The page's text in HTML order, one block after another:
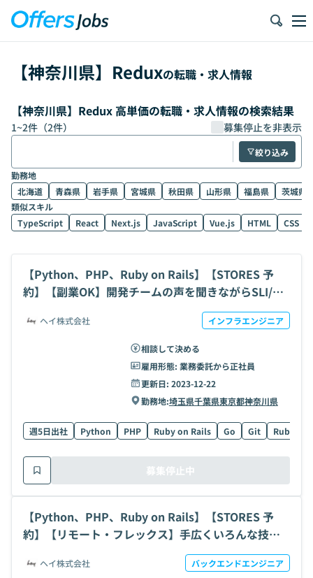
【神奈川県】 Reduxの転職・求人情報
【神奈川県】Redux 高単価の転職・求人情報の検索結果
1~2件（2件） 募集停止を非表示
絞り込み
勤務地
北海道
青森県 岩手県 宮城県 秋田県 山形県 福島県
茨城県
類似スキル
TypeScript
React Next.js JavaScript Vue.js HTML CSS
【Python、PHP、Ruby on Rails】【STORES 予
約】【副業OK】開発チームの声を聞きながらSLI/SL
Oを定義し、ユーザーに価値を届ける開発チームSRE
の求人・案件
ヘイ株式会社 インフラエンジニア
相談して決める
雇用形態: 業務委託から正社員
更新日: 2023-12-22
勤務地:埼玉県千葉県東京都神奈川県
週5日出社 Python PHP Ruby on Rails Go Git Ruby
募集停止中
【Python、PHP、Ruby on Rails】【STORES 予
約】【リモート・フレックス】手広くいろんな技術
に携わる｜SaaS拡大フェーズ1→10を経験できる開
発ポジションの求人・案件
ヘイ株式会社 バックエンドエンジニア